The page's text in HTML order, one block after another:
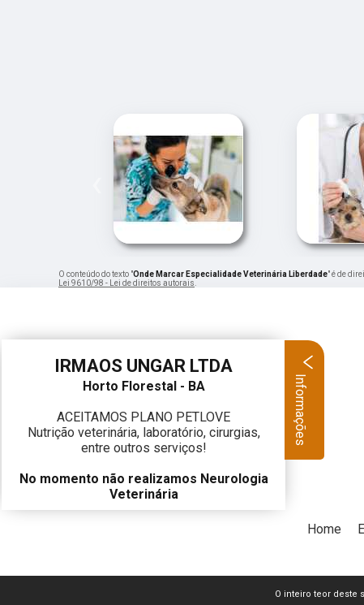
O conteúdo do texto "Onde Marcar Especialidade Veterinária Liberdade" é de
Lei 9610/98 - Lei de direitos autorais.
Home
O inteiro teor deste
IRMAOS UNGAR LTDA
Horto Florestal - BA
ACEITAMOS PLANO PETLOVE
Nutrição veterinária, laboratório, cirurgias,
entre outros serviços!
No momento não realizamos Neurologia
Veterinária
Informações